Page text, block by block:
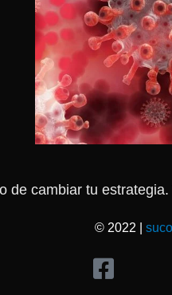
cambiar tu
© 2022 |